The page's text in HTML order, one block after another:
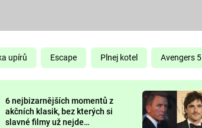
KOMEDIE
CHUCK
NORRIS
DEADPOOL
upírů Escape Plnej kotel Avengers 5
6 nejbizarnějších momentů z
akčních klasik, bez kterých si
slavné filmy už nejde